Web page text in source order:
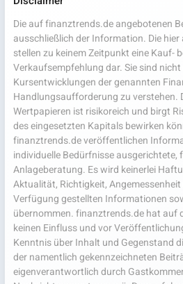
Die auf finanztrends.de angebotenen
ausschließlich der Information. Die
stellen zu keinem Zeitpunkt eine Kauf-
Verkaufsempfehlung dar. Sie sind
Kursentwicklungen der genannten
Handlungsaufforderung zu verstehen.
Wertpapieren ist risikoreich und birgt
des eingesetzten Kapitals bewirken
finanztrends.de veröffentlichen
individuelle Bedürfnisse ausgerichtete,
Anlageberatung. Es wird keinerlei
Aktualität, Richtigkeit,
Verfügung gestellten Informationen
übernommen. finanztrends.de hat auf
keinen Einfluss und vor
Kenntnis über Inhalt und Gegenstand
der namentlich gekennzeichneten
eigenverantwortlich durch